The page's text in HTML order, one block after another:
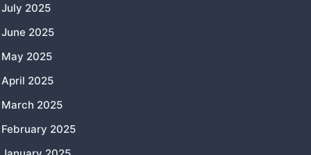
July 2025
June 2025
May 2025
April 2025
March 2025
February 2025